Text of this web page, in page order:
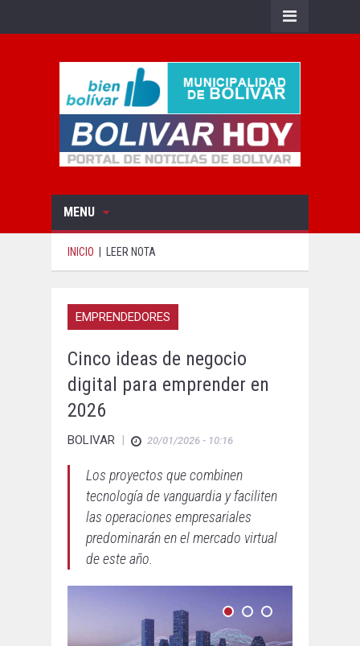
MENU
INICIO LEER NOTA
EMPRENDEDORES
Cinco ideas de negocio
digital para emprender en
2026
BOLIVAR | 20/01/2026 - 10:16
Los proyectos que combinen
tecnología de vanguardia y faciliten
las operaciones empresariales
predominarán en el mercado virtual
de este año.